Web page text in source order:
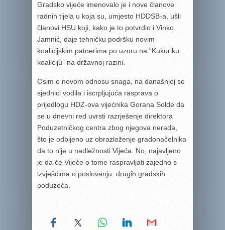
Gradsko vijeće imenovalo je i nove članove
radnih tijela u koja su, umjesto HDDSB-a, ušli
članovi HSU koji, kako je to potvrdio i Vinko
Jamnić, daje tehničku podršku novim
koalicijskim patnerima po uzoru na “Kukuriku
koaliciju” na državnoj razini.
Osim o novom odnosu snaga, na današnjoj se
sjednici vodila i iscrpljujuća rasprava o
prijedlogu HDZ-ova vijećnika Gorana Solde da
se u dnevni red uvrsti razrješenje direktora
Poduzetničkog centra zbog njegova nerada,
što je odbijeno uz obrazloženje gradonačelnika
da to nije u nadležnosti Vijeća. No, najavljeno
je da će Vijeće o tome raspravljati zajedno s
izvješćima o poslovanju drugih gradskih
poduzeća.